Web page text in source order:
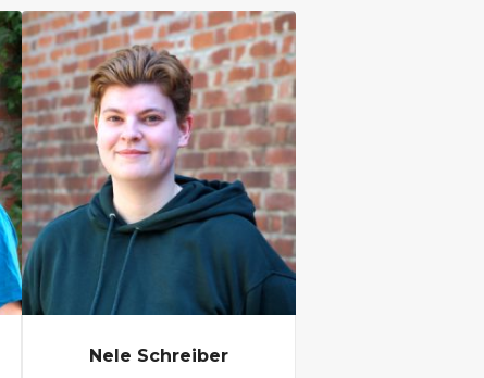
Nele Schreiber